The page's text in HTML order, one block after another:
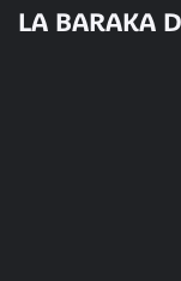
LA BARAKA